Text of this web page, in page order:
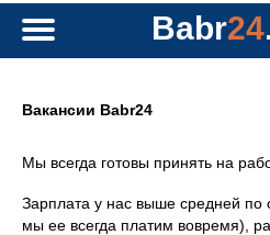
Babr24
Вакансии Babr24
Мы всегда готовы принять на
Зарплата у нас выше средней по
мы ее всегда платим вовремя),